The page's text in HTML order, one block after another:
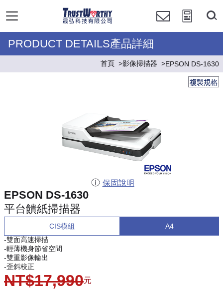
PRODUCT DETAILS產品詳細
首頁 影像掃描器 EPSON DS-1630
複製規格
保固說明
EPSON DS-1630
平台饋紙掃描器
CIS模組
A4
-雙面高速掃描
-輕薄機身節省空間
-雙重影像輸出
-歪斜校正
NT$17,990元